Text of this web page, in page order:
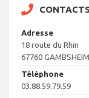
Adresse
18 route du Rhin
67760 GAMBSHEIM
Téléphone
03.88.59.79.59